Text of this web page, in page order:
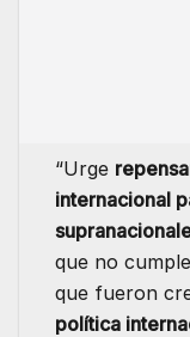
“Urge
internacional
que no
que fueron
política